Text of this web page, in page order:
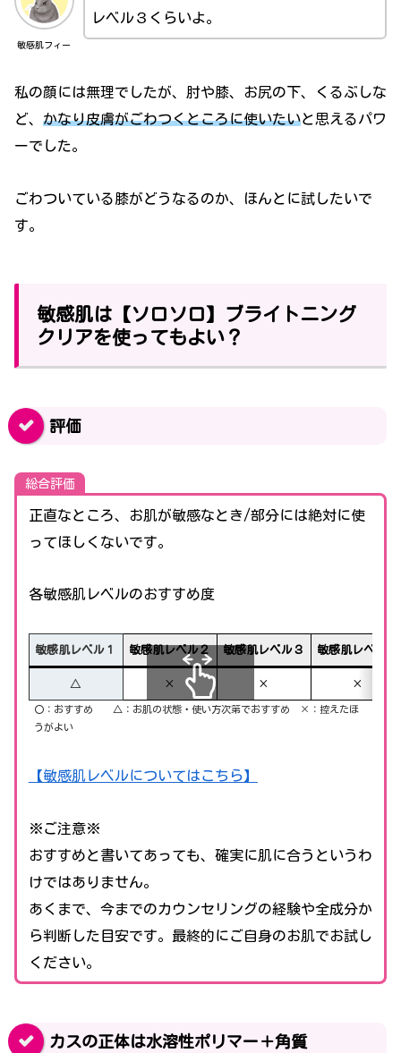
敏感肌フィー
レベル３くらいよ。
私の顔には無理でしたが、肘や膝、お尻の下、くるぶしな
ど、 かなり皮膚がごわつくところに使いたいと思えるパワ
ーでした。
ごわついている膝がどうなるのか、ほんとに試したいで
す。
敏感肌は【ソロソロ】ブライトニング
クリアを使ってもよい？
評価
総合評価
正直なところ、お肌が敏感なとき/部分には絶対に使
ってほしくないです。
各敏感肌レベルのおすすめ度
敏感肌レベル１ 敏感肌レベル２ 敏感肌レベル３ 敏感肌レベル４
△ × × ×
スクロールできます
〇：おすすめ △：お肌の状態・使い方次第でおすすめ ×：控えたほ
うがよい
【敏感肌レベルについてはこちら】
※ご注意※
おすすめと書いてあっても、確実に肌に合うというわ
けではありません。
あくまで、今までのカウンセリングの経験や全成分か
ら判断した目安です。最終的にご自身のお肌でお試し
ください。
カスの正体は水溶性ポリマー＋角質